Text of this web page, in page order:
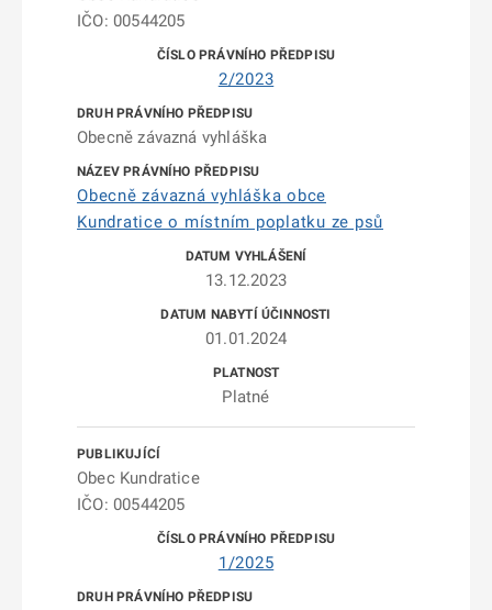
IČO: 00544205
2/2023
Obecně závazná vyhláška
Obecně závazná vyhláška obce
Kundratice o místním poplatku ze psů
13.12.2023
01.01.2024
Platné
Obec Kundratice
IČO: 00544205
1/2025